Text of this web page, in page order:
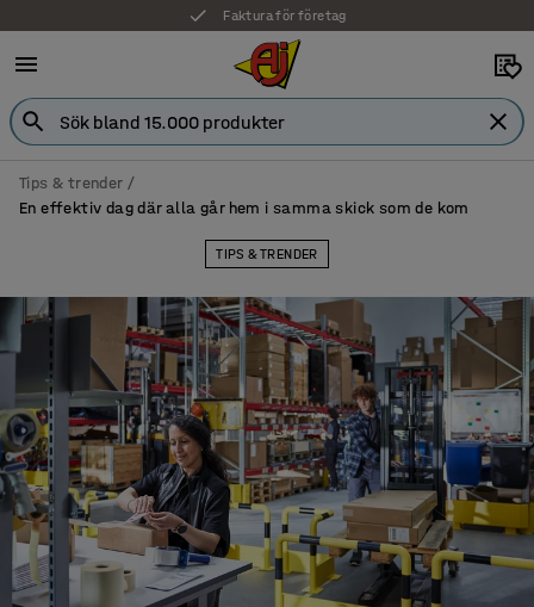
7 års garanti
Tips & trender
En effektiv dag där alla går hem i samma skick som de kom
TIPS & TRENDER